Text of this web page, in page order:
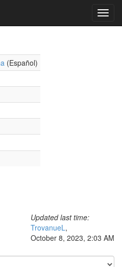
(Español)
Updated last time:
TrovanueL,
October 8, 2023, 2:03 AM